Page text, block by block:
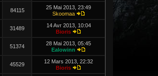
84115
25 Mai 2013, 23:49
Skoomaa
31489
14 Avr 2013, 10:04
Bioris
51374
28 Mai 2013, 05:45
Ealowinn
45529
12 Mars 2013, 22:32
Bioris